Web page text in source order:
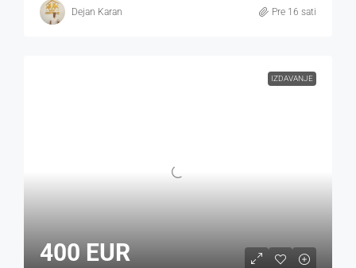
Dejan Karan Pre 16 sati
IZDAVANJE
400 EUR